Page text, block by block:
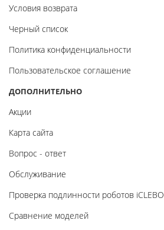
Условия возврата
Черный список
Политика конфиденциальности
Пользовательское соглашение
ДОПОЛНИТЕЛЬНО
Акции
Карта сайта
Вопрос - ответ
Обслуживание
Проверка подлинности роботов iCLEBO
Сравнение моделей